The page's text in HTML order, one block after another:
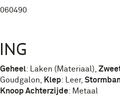
060490
Geheel: Laken (Materiaal)
Goudgalon
Klep: Leer,
Knoop Achterzijde: Metaal